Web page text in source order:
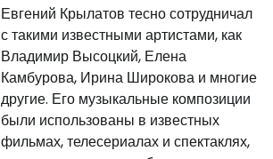
Евгений Крылатов тесно сотрудничал
с такими известными артистами, как
Владимир Высоцкий, Елена
Камбурова, Ирина Широкова и многие
другие. Его музыкальные композиции
были использованы в известных
фильмах, телесериалах и спектаклях,